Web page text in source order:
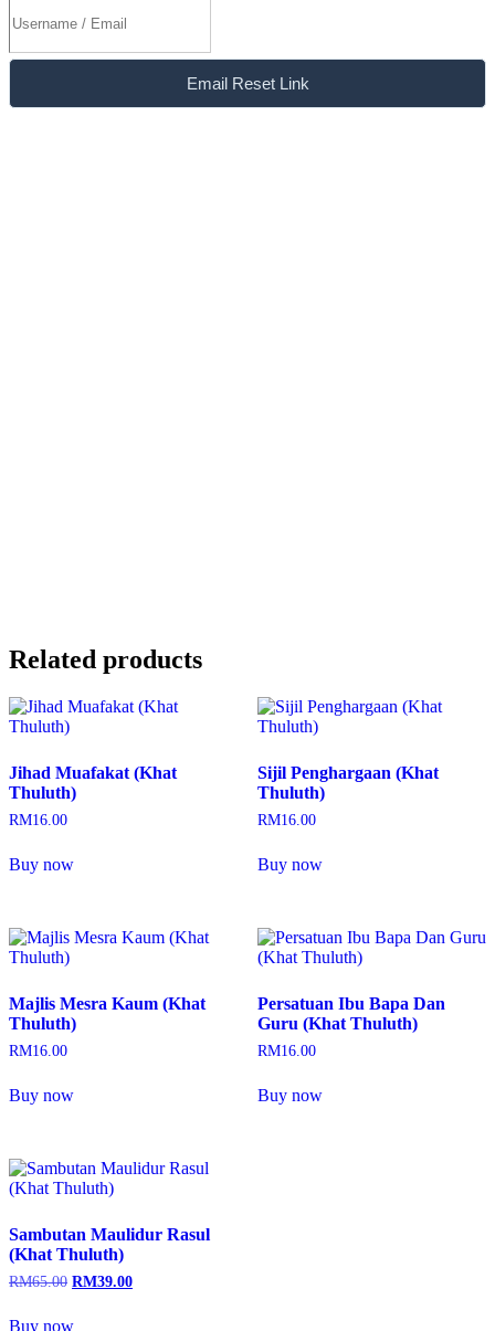
Email Reset Link
Related products
Jihad Muafakat (Khat
Thuluth)
RM16.00
Buy now
Sijil Penghargaan (Khat
Thuluth)
RM16.00
Buy now
Majlis Mesra Kaum (Khat
Thuluth)
RM16.00
Buy now
Persatuan Ibu Bapa Dan
Guru (Khat Thuluth)
RM16.00
Buy now
Sambutan Maulidur Rasul
(Khat Thuluth)
RM65.00 Original
RM39.00Current
Buy now